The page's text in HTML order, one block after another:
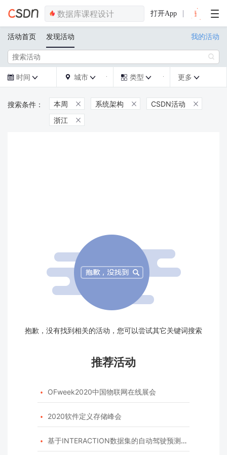
打开App
活动首页 发现活动 我的活动

 时间   城市   类型  更多 
本周  系统架构  CSDN活动 
浙江 
抱歉，没有找到相关的活动，您可以尝试其它关键词搜索
推荐活动
 OFweek2020中国物联网在线展会
 2020软件定义存储峰会
 基于INTERACTION数据集的自动驾驶预测模型挑战赛